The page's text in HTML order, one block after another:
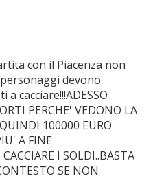
con il Piacenza non
devono
cacciare!!!ADESSO
PERCHE' VEDONO LA
100000 EURO
A FINE
I SOLDI..BASTA
SE NON